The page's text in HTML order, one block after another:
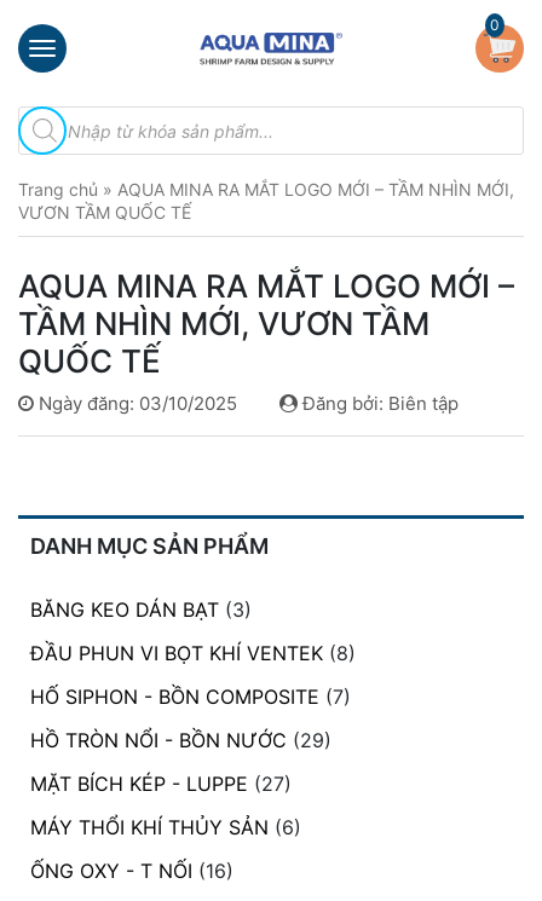
×
chủ
thiệu
Sản
Đầu
Phun
Vi
Bọt
Khí
Ventek
dẫn
lắp
Quy
định
Blog
sẻ
Liên
0
Tìm
kiếm
sản
Trang chủ » AQUA MINA RA MẮT LOGO MỚI – TẦM NHÌN MỚI,
VƯƠN TẦM QUỐC TẾ
AQUA MINA RA MẮT LOGO MỚI –
TẦM NHÌN MỚI, VƯƠN TẦM
QUỐC TẾ
Ngày đăng: 03/10/2025 Đăng bởi: Biên tập
DANH MỤC SẢN PHẨM
BĂNG KEO DÁN BẠT (3)
ĐẦU PHUN VI BỌT KHÍ VENTEK (8)
HỐ SIPHON - BỒN COMPOSITE (7)
HỒ TRÒN NỔI - BỒN NƯỚC (29)
MẶT BÍCH KÉP - LUPPE (27)
MÁY THỔI KHÍ THỦY SẢN (6)
ỐNG OXY - T NỐI (16)